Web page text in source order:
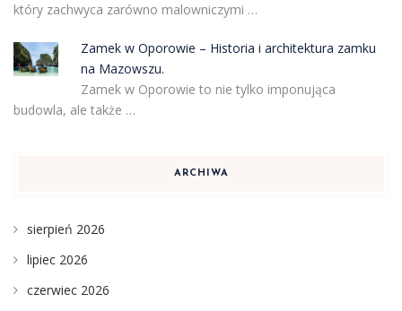
który zachwyca zarówno malowniczymi …
Zamek w Oporowie – Historia i architektura zamku
na Mazowszu.
Zamek w Oporowie to nie tylko imponująca
budowla, ale także …
ARCHIWA
sierpień 2026
lipiec 2026
czerwiec 2026